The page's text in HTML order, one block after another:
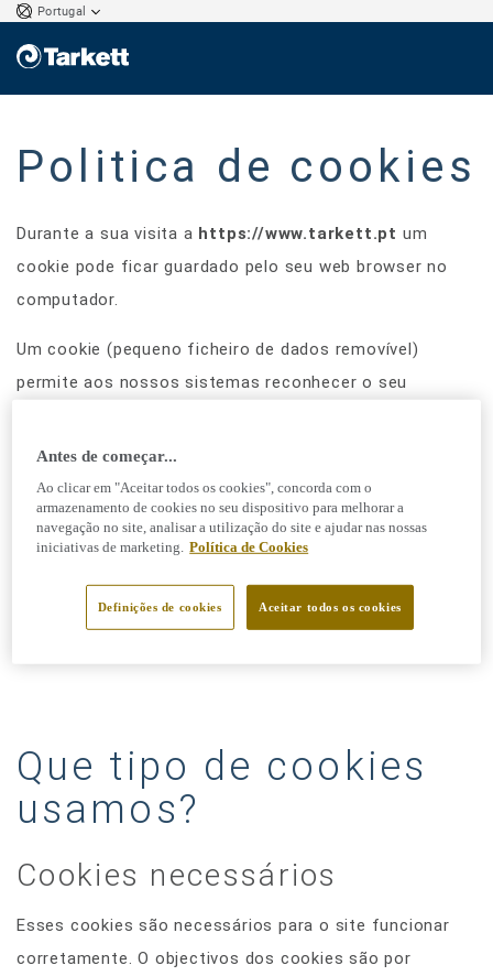
Portugal
Politica de cookies
Durante a sua visita a https://www.tarkett.pt um
cookie pode ficar guardado pelo seu web browser no
computador.
Um cookie (pequeno ficheiro de dados removível)
permite aos nossos sistemas reconhecer o seu
computador no nosso website (páginas visitadas, data
e hora da conexão, etc) e proporciona também outras
funcionalidades. Também permitem executar análises
estatísticas por forma a melhorar o nosso website.
Imagens gráficas e etiquetas de acção são utilizadas
como mecanismo para proceder à recolha de
Que tipo de cookies
usamos?
Cookies necessários
Esses cookies são necessários para o site funcionar
corretamente. O objectivos dos cookies são por
Antes de começar...
Ao clicar em "Aceitar todos os cookies", concorda com o
armazenamento de cookies no seu dispositivo para melhorar a
navegação no site, analisar a utilização do site e ajudar nas nossas
iniciativas de marketing. Política de Cookies
Aceitar todos os cookies
Definições de cookies